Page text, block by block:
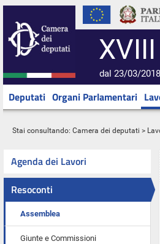
dal 23/03/
Deputati Organi Parlamentari
Stai consultando: Camera dei deputati >
Agenda dei Lavori
Resoconti
Assemblea
Giunte e Commissioni